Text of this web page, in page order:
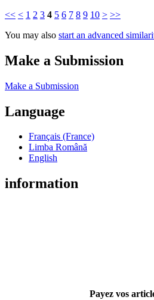
<< < 1 2 3 4 5 6 7 8 9 10 > >>
You may also start an advanced
Make a Submission
Make a Submission
Language
Français (France)
Limba Română
English
information
Payez vos